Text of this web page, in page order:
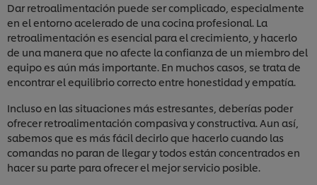
Dar retroalimentación puede ser complicado, especialmente
en el entorno acelerado de una cocina profesional. La
retroalimentación es esencial para el crecimiento, y hacerlo
de una manera que no afecte la confianza de un miembro del
equipo es aún más importante. En muchos casos, se trata de
encontrar el equilibrio correcto entre honestidad y empatía.
Incluso en las situaciones más estresantes, deberías poder
ofrecer retroalimentación compasiva y constructiva. Aun así,
sabemos que es más fácil decirlo que hacerlo cuando las
comandas no paran de llegar y todos están concentrados en
hacer su parte para ofrecer el mejor servicio posible.